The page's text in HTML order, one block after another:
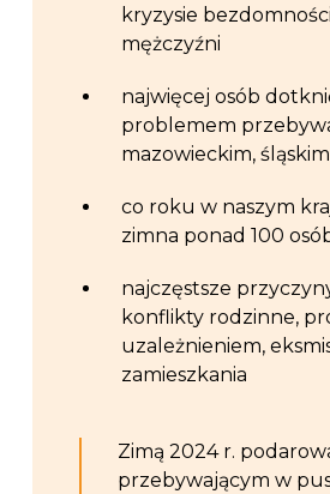
kryzysie
mężczyźni
najwięcej osób
problemem
mazowieckim,
co roku w naszym
zimna ponad 100 osó
najczęstsze
konflikty rodzinne,
uzależnieniem,
zamieszkania
Zimą 2024 r.
przebywającym w